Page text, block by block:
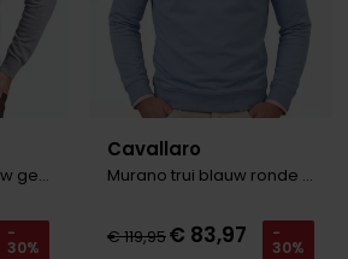
half zip trui grijs blauw gemeleerd
-
30%
Cavallaro
Murano trui blauw ronde hals
€ 119,95€ 83,97 -
30%